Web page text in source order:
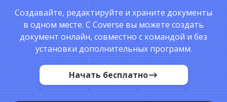
Создавайте, редактируйте и храните документы
в одном месте. С Coverse вы можете создать
документ онлайн, совместно с командой и без
установки дополнительных программ.
Начать бесплатно